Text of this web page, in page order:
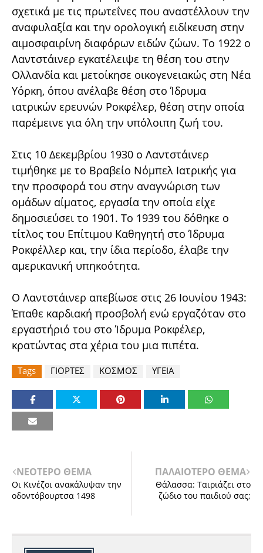
σχετικά με τις πρωτεΐνες που αναστέλλουν την
αναφυλαξία και την ορολογική ειδίκευση στην
αιμοσφαιρίνη διαφόρων ειδών ζώων. Το 1922 ο
Λαντστάινερ εγκατέλειψε τη θέση του στην
Ολλανδία και μετοίκησε οικογενειακώς στη Νέα
Υόρκη, όπου ανέλαβε θέση στο Ίδρυμα
ιατρικών ερευνών Ροκφέλερ, θέση στην οποία
παρέμεινε για όλη την υπόλοιπη ζωή του.
Στις 10 Δεκεμβρίου 1930 ο Λαντστάινερ
τιμήθηκε με το Βραβείο Νόμπελ Ιατρικής για
την προσφορά του στην αναγνώριση των
ομάδων αίματος, εργασία την οποία είχε
δημοσιεύσει το 1901. Το 1939 του δόθηκε ο
τίτλος του Επίτιμου Καθηγητή στο Ίδρυμα
Ροκφέλλερ και, την ίδια περίοδο, έλαβε την
αμερικανική υπηκοότητα.
Ο Λαντστάινερ απεβίωσε στις 26 Ιουνίου 1943:
Έπαθε καρδιακή προσβολή ενώ εργαζόταν στο
εργαστήριό του στο Ίδρυμα Ροκφέλερ,
κρατώντας στα χέρια του μια πιπέτα.
Tags ΓΙΟΡΤΕΣ ΚΟΣΜΟΣ ΥΓΕΙΑ
ΝΕΟΤΕΡΟ ΘΕΜΑ
Οι Κινέζοι ανακάλυψαν την
οδοντόβουρτσα 1498
ΠΑΛΑΙΟΤΕΡΟ ΘΕΜΑ
Θάλασσα: Ταιριάζει στο
ζώδιο του παιδιού σας;